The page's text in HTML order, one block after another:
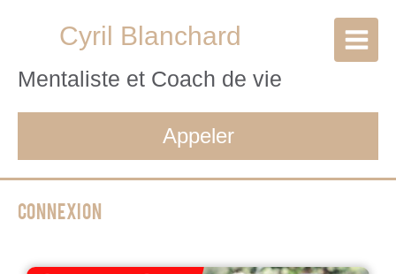
Cyril Blanchard
Mentaliste et Coach de vie
Appeler
Connexion